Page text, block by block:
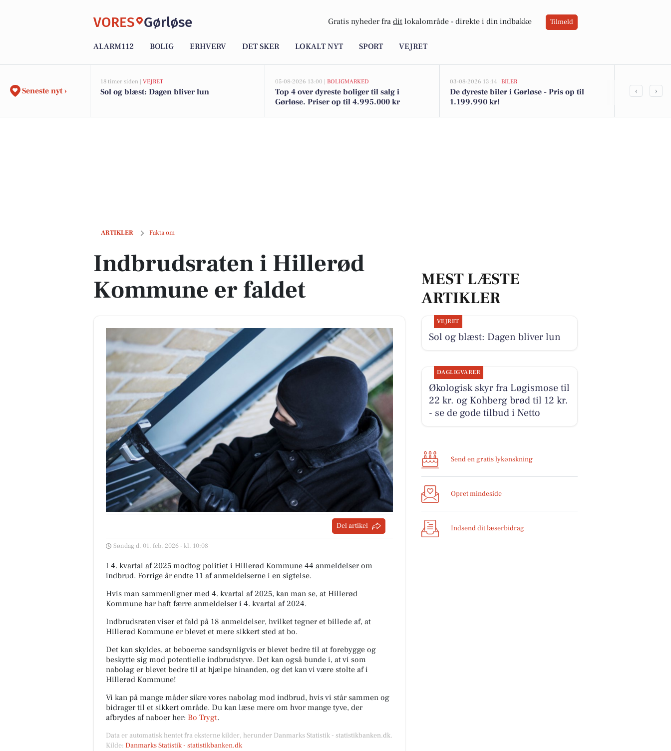
VORES Gørløse Gratis nyheder fra dit lokalområde - direkte i din indbakke Tilmeld
ALARM112 BOLIG ERHVERV DET SKER LOKALT NYT SPORT VEJRET
Seneste nyt ›
18 timer siden | VEJRET
Sol og blæst: Dagen bliver lun
05-08-2026 13:00 | BOLIGMARKED
Top 4 over dyreste boliger til salg i
Gørløse. Priser op til 4.995.000 kr
03-08-2026 13:14 | BILER
De dyreste biler i Gørløse - Pris op til
1.199.990 kr!
Økologisk
‹ ›
ARTIKLER Fakta om
Indbrudsraten i Hillerød Kommune er faldet
Indbrudsraten i Hillerød
Kommune er faldet
Del artikel
Søndag d. 01. feb. 2026 - kl. 10:08
I 4. kvartal af 2025 modtog politiet i Hillerød Kommune 44 anmeldelser om
indbrud. Forrige år endte 11 af anmeldelserne i en sigtelse.
Hvis man sammenligner med 4. kvartal af 2025, kan man se, at Hillerød
Kommune har haft færre anmeldelser i 4. kvartal af 2024.
Indbrudsraten viser et fald på 18 anmeldelser, hvilket tegner et billede af, at
Hillerød Kommune er blevet et mere sikkert sted at bo.
Det kan skyldes, at beboerne sandsynligvis er blevet bedre til at forebygge og
beskytte sig mod potentielle indbrudstyve. Det kan også bunde i, at vi som
nabolag er blevet bedre til at hjælpe hinanden, og det kan vi være stolte af i
Hillerød Kommune!
Vi kan på mange måder sikre vores nabolag mod indbrud, hvis vi står sammen og
bidrager til et sikkert område. Du kan læse mere om hvor mange tyve, der
afbrydes af naboer her: Bo Trygt.
Data er automatisk hentet fra eksterne kilder, herunder Danmarks Statistik - statistikbanken.dk.
Kilde: Danmarks Statistik - statistikbanken.dk
MEST LÆSTE
ARTIKLER
VEJRET
Sol og blæst: Dagen bliver lun
DAGLIGVARER
Økologisk skyr fra Løgismose til
22 kr. og Kohberg brød til 12 kr.
- se de gode tilbud i Netto
Send en gratis lykønskning
Opret mindeside
Indsend dit læserbidrag